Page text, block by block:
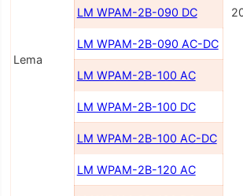
Lema
LM WPAM-2B-090 DC
LM WPAM-2B-090 AC-DC
LM WPAM-2B-100 AC
LM WPAM-2B-100 DC
LM WPAM-2B-100 AC-DC
LM WPAM-2B-120 AC